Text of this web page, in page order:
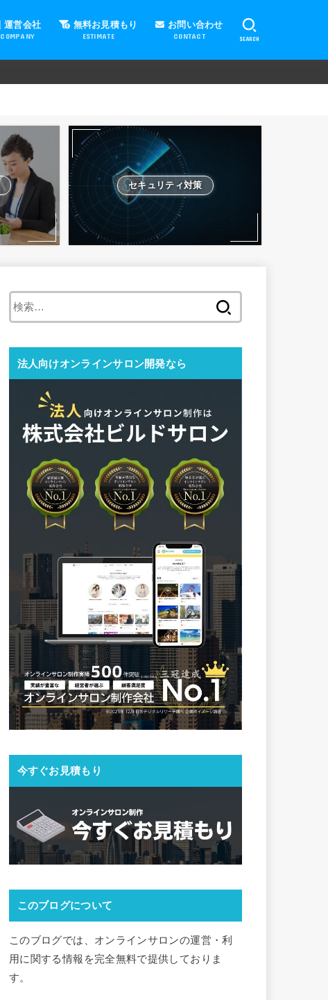
運営会社
COMPANY
無料お見積もり
ESTIMATE
お問い合わせ
CONTACT SEARCH
セキュリティ対策
法人向けオンラインサロン開発なら
今すぐお見積もり
このブログについて
このブログでは、オンラインサロンの運営・利
用に関する情報を完全無料で提供しておりま
す。